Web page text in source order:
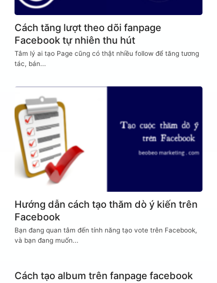
Cách tăng lượt theo dõi fanpage
Facebook tự nhiên thu hút
Tâm lý ai tạo Page cũng có thật nhiều follow để tăng tương
tác, bán...
Hướng dẫn cách tạo thăm dò ý kiến trên
Facebook
Bạn đang quan tâm đến tính năng tạo vote trên Facebook,
và bạn đang muốn...
Cách tạo album trên fanpage facebook